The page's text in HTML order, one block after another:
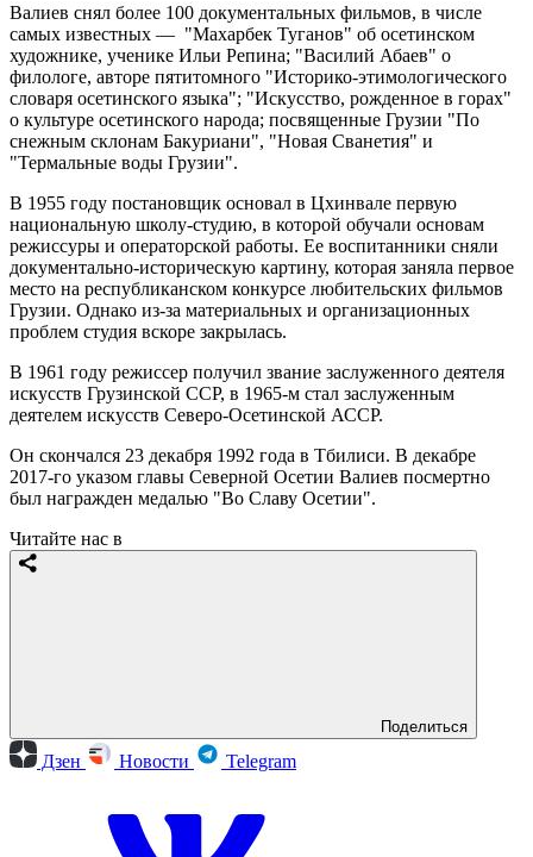
Валиев снял более 100 документальных фильмов, в числе
самых известных — "Махарбек Туганов" об осетинском
художнике, ученике Ильи Репина; "Василий Абаев" о
филологе, авторе пятитомного "Историко-этимологического
словаря осетинского языка"; "Искусство, рожденное в горах"
о культуре осетинского народа; посвященные Грузии "По
снежным склонам Бакуриани", "Новая Сванетия" и
"Термальные воды Грузии".
В 1955 году постановщик основал в Цхинвале первую
национальную школу-студию, в которой обучали основам
режиссуры и операторской работы. Ее воспитанники сняли
документально-историческую картину, которая заняла первое
место на республиканском конкурсе любительских фильмов
Грузии. Однако из-за материальных и организационных
проблем студия вскоре закрылась.
В 1961 году режиссер получил звание заслуженного деятеля
искусств Грузинской ССР, в 1965-м стал заслуженным
деятелем искусств Северо-Осетинской АССР.
Он скончался 23 декабря 1992 года в Тбилиси. В декабре
2017-го указом главы Северной Осетии Валиев посмертно
был награжден медалью "Во Славу Осетии".
Читайте нас в
Поделиться
Дзен Новости Telegram